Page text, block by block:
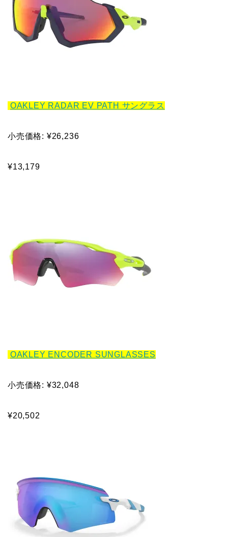
OAKLEY RADAR EV PATH サングラス
小売価格: ¥26,236
¥13,179
OAKLEY ENCODER SUNGLASSES
小売価格: ¥32,048
¥20,502